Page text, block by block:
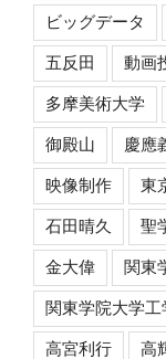
ビッグデータ
五反田 動画
多摩美術大学
御殿山 慶應
映像制作 東
石田晴久 聖
金大偉 関東
関東学院大学
高宮利行 高